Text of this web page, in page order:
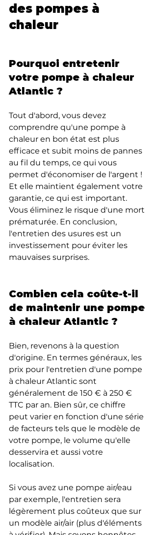
des pompes à
chaleur
Pourquoi entretenir
votre pompe à chaleur
Atlantic ?
Tout d'abord, vous devez
comprendre qu'une pompe à
chaleur en bon état est plus
efficace et subit moins de pannes
au fil du temps, ce qui vous
permet d'économiser de l'argent !
Et elle maintient également votre
garantie, ce qui est important.
Vous éliminez le risque d'une mort
prématurée. En conclusion,
l'entretien des usures est un
investissement pour éviter les
mauvaises surprises.
Combien cela coûte-t-il
de maintenir une pompe
à chaleur Atlantic ?
Bien, revenons à la question
d'origine. En termes généraux, les
prix pour l'entretien d'une pompe
à chaleur Atlantic sont
généralement de 150 € à 250 €
TTC par an. Bien sûr, ce chiffre
peut varier en fonction d'une série
de facteurs tels que le modèle de
votre pompe, le volume qu'elle
desservira et aussi votre
localisation.
Si vous avez une pompe air/eau
par exemple, l'entretien sera
légèrement plus coûteux que sur
un modèle air/air (plus d'éléments